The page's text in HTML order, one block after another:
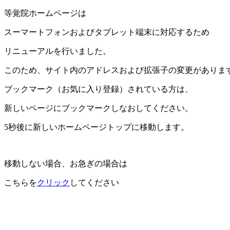
等覚院ホームページは
スーマートフォンおよびタブレット端末に対応するため
リニューアルを行いました。
このため、サイト内のアドレスおよび拡張子の変更がありま
ブックマーク（お気に入り登録）されている方は、
新しいページにブックマークしなおしてください。
5秒後に新しいホームページトップに移動します。
移動しない場合、お急ぎの場合は
こちらをクリック してください